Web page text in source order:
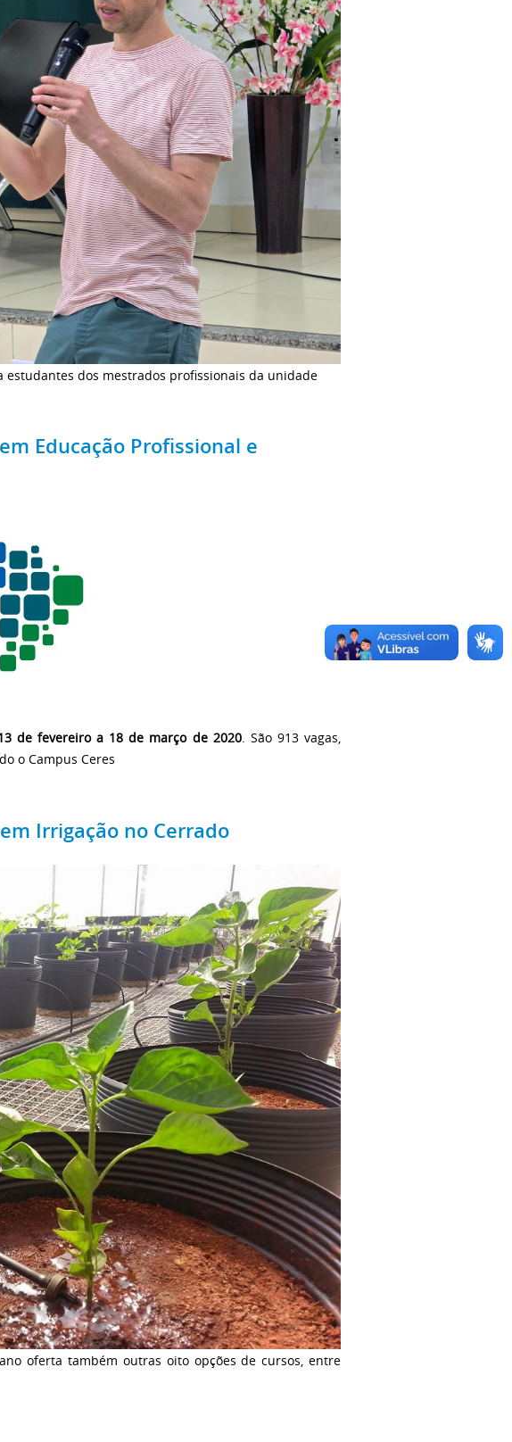
estudantes dos mestrados profissionais da unidade
Educação Profissional e
de fevereiro a 18 de março de 2020. São 913 vagas,
o Campus Ceres
Irrigação no Cerrado
oferta também outras oito opções de cursos, entre